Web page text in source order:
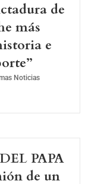
de
más
e
Noticias
PAPA
de un